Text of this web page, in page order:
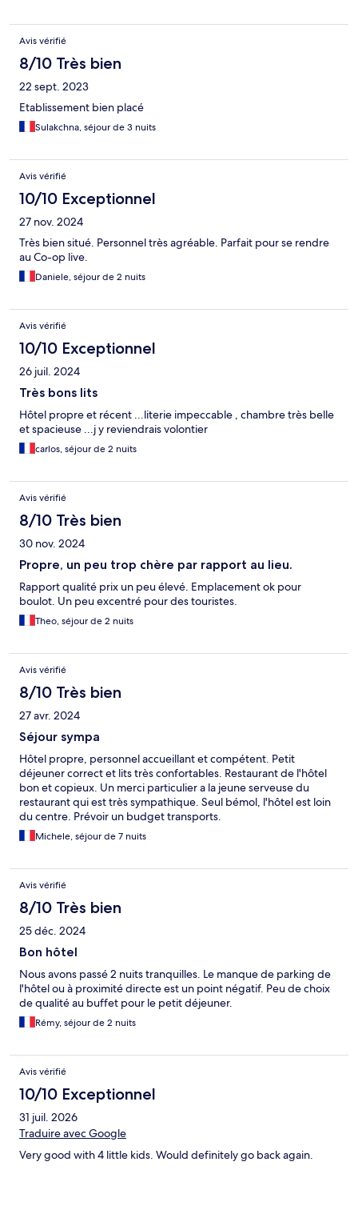
Avis vérifié
8/10 Très bien
22 sept. 2023
Etablissement bien placé
Sulakchna, séjour de 3 nuits
Avis vérifié
10/10 Exceptionnel
27 nov. 2024
Très bien situé. Personnel très agréable. Parfait pour se rendre
au Co-op live.
Daniele, séjour de 2 nuits
Avis vérifié
10/10 Exceptionnel
26 juil. 2024
Très bons lits
Hôtel propre et récent ...literie impeccable , chambre très belle
et spacieuse ...j y reviendrais volontier
carlos, séjour de 2 nuits
Avis vérifié
8/10 Très bien
30 nov. 2024
Propre, un peu trop chère par rapport au lieu.
Rapport qualité prix un peu élevé. Emplacement ok pour
boulot. Un peu excentré pour des touristes.
Theo, séjour de 2 nuits
Avis vérifié
8/10 Très bien
27 avr. 2024
Séjour sympa
Hôtel propre, personnel accueillant et compétent. Petit
déjeuner correct et lits très confortables. Restaurant de l'hôtel
bon et copieux. Un merci particulier a la jeune serveuse du
restaurant qui est très sympathique. Seul bémol, l'hôtel est loin
du centre. Prévoir un budget transports.
Michele, séjour de 7 nuits
Avis vérifié
8/10 Très bien
25 déc. 2024
Bon hôtel
Nous avons passé 2 nuits tranquilles. Le manque de parking de
l'hôtel ou à proximité directe est un point négatif. Peu de choix
de qualité au buffet pour le petit déjeuner.
Rémy, séjour de 2 nuits
Avis vérifié
10/10 Exceptionnel
31 juil. 2026
Traduire avec Google
Very good with 4 little kids. Would definitely go back again.